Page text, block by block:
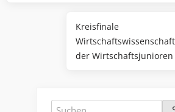
Next
Post:
Kreisfinale
der Wirtschaftsjunioren
Suchen